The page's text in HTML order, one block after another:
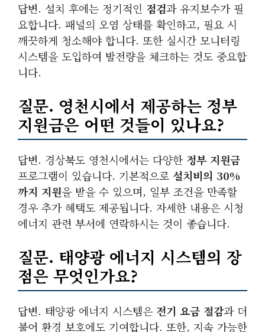
답변. 설치 후에는 정기적인 점검과 유지보수가 필
요합니다. 패널의 오염 상태를 확인하고, 필요 시
깨끗하게 청소해야 합니다. 또한 실시간 모니터링
시스템을 도입하여 발전량을 체크하는 것도 중요합
니다.
질문. 영천시에서 제공하는 정부
지원금은 어떤 것들이 있나요?
답변. 경상북도 영천시에서는 다양한 정부 지원금
프로그램이 있습니다. 기본적으로 설치비의 30%
까지 지원을 받을 수 있으며, 일부 조건을 만족할
경우 추가 혜택도 제공됩니다. 자세한 내용은 시청
에너지 관련 부서에 연락하시는 것이 좋습니다.
질문. 태양광 에너지 시스템의 장
점은 무엇인가요?
답변. 태양광 에너지 시스템은 전기 요금 절감과 더
불어 환경 보호에도 기여합니다. 또한, 지속 가능한